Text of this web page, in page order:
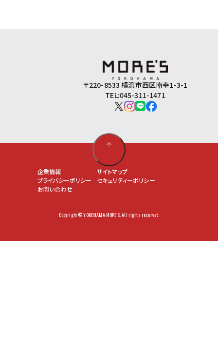
〒220-8533 横浜市西区南幸1-3-1
TEL:045-311-1471
企業情報
サイトマップ
プライバシーポリシー
セキュリティーポリシー
お問い合わせ
Copyright © YOKOHAMA MORE'S. All rights reserved.